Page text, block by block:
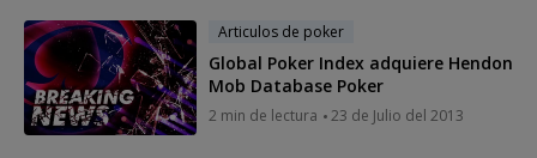
Articulos de poker
Global Poker Index adquiere Hendon
Mob Database Poker
2 min de lectura 23 de Julio del 2013